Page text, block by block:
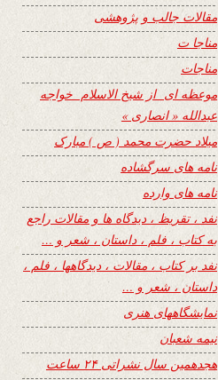
مقالات جالب و پژوهشی
مناجا ت
مناجات
موعظه ای از شیخ الاسلام خواجه
عبدالله « انصاری »
میلاد حضرت محمد ( ص ) مبارک
نامه های سرگشاده
نامه های وارده
نفد ، تقریظ ، دیدگاه ها و مقالات راجع
به کتاب ، فلم ، داستان ، شعر و …
نفد بر کتاب ، مقالات ، دیدگاهها ، فلم ،
داستان ، شعر و …
نمایشگاههای هنری
نیمه شعبان
هجدهمین سال نشراتی ۲۴ ساعت